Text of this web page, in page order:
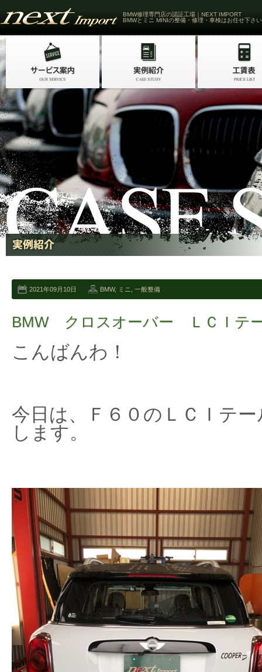
BMW修理専門店の認証工場｜NEXT IMPORT
BMWとミニ MINIの整備・修理・車検はお任せ下さい
2021年09月10日 BMW, ミニ 一般整備
BMW クロスオーバー ＬＣＩテ
こんばんわ！
今日は、Ｆ６０のＬＣＩテ
します。